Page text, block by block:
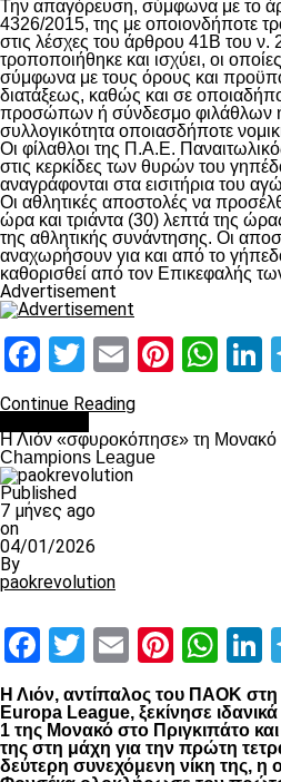
Την απαγόρευση, σύμφωνα με το
4326/2015, της με οποιονδήποτε
στις λέσχες του άρθρου 41Β του
τροποποιήθηκε και ισχύει, οι
σύμφωνα με τους όρους και
διατάξεως, καθώς και σε
προσώπων ή σύνδεσμο φιλάθλων
συλλογικότητα οποιασδήποτε
Οι φίλαθλοι της Π.Α.Ε.
στις κερκίδες των θυρών του
αναγράφονται στα εισιτήρια του
Οι αθλητικές αποστολές να
ώρα και τριάντα (30) λεπτά της
της αθλητικής συνάντησης. Οι
αναχωρήσουν για και από το
καθορισθεί από τον Επικεφαλής
Advertisement
Facebook
Twitter
Email
Continue Reading
Η Λιόν «σφυροκόπησε» τη Μονακό
Champions League
Published
7 μήνες ago
on
04/01/2026
By
paokrevolution
Facebook
Twitter
Email
Η Λιόν, αντίπαλος του ΠΑΟΚ
Europa League, ξεκίνησε
1 της Μονακό στο Πριγκιπάτο
της στη μάχη για την πρώτη
δεύτερη συνεχόμενη νίκη της,